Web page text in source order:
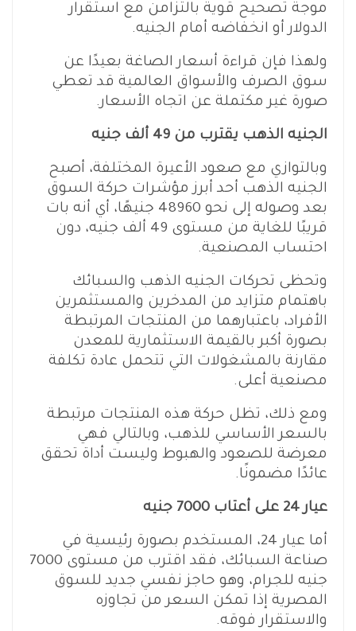
موجة تصحيح قوية بالتزامن مع استقرار
الدولار أو انخفاضه أمام الجنيه.
ولهذا فإن قراءة أسعار الصاغة بعيدًا عن
سوق الصرف والأسواق العالمية قد تعطي
صورة غير مكتملة عن اتجاه الأسعار.
الجنيه الذهب يقترب من 49 ألف جنيه
وبالتوازي مع صعود الأعيرة المختلفة، أصبح
الجنيه الذهب أحد أبرز مؤشرات حركة السوق
بعد وصوله إلى نحو 48960 جنيهًا، أي أنه بات
قريبًا للغاية من مستوى 49 ألف جنيه، دون
احتساب المصنعية.
وتحظى تحركات الجنيه الذهب والسبائك
باهتمام متزايد من المدخرين والمستثمرين
الأفراد، باعتبارهما من المنتجات المرتبطة
بصورة أكبر بالقيمة الاستثمارية للمعدن
مقارنة بالمشغولات التي تتحمل عادة تكلفة
مصنعية أعلى.
ومع ذلك، تظل حركة هذه المنتجات مرتبطة
بالسعر الأساسي للذهب، وبالتالي فهي
معرضة للصعود والهبوط وليست أداة تحقق
عائدًا مضمونًا.
عيار 24 على أعتاب 7000 جنيه
أما عيار 24، المستخدم بصورة رئيسية في
صناعة السبائك، فقد اقترب من مستوى 7000
جنيه للجرام، وهو حاجز نفسي جديد للسوق
المصرية إذا تمكن السعر من تجاوزه
والاستقرار فوقه.